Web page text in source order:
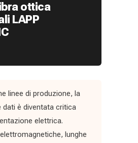
ottica
LAPP
linee di produzione, la
è diventata critica
elettrica.
lunghe